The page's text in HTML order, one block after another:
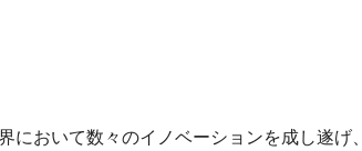
おいて数々のイノベーションを成し遂げ、